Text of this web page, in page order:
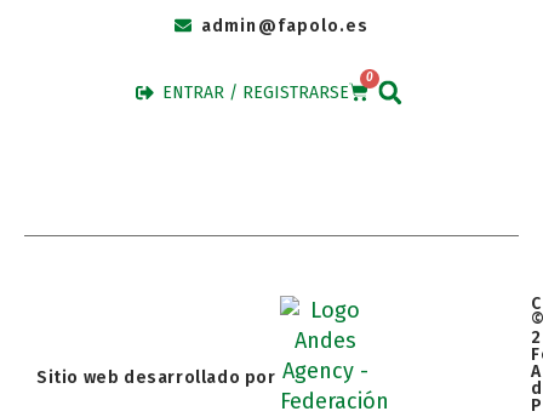
admin@fapolo.es
ENTRAR / REGISTRARSE
0
Sitio web desarrollado por